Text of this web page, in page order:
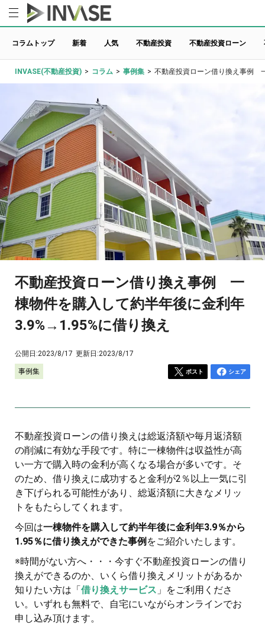
コラムトップ 新着 人気 不動産投資 不動産投資ローン
INVASE(不動産投資) > コラム > 事例集 > 不動産投資ローン借り換え事例
不動産投資ローン借り換え事例 一
棟物件を購入して約半年後に金利年
3.9%→1.95%に借り換え
公開日:2023/8/17 更新日:2023/8/17
事例集 ポスト シェア
不動産投資ローンの借り換えは総返済額や毎月返済額
の削減に有効な手段です。特に一棟物件は収益性が高
い一方で購入時の金利が高くなる場合が多いです。そ
のため、借り換えに成功すると金利が2％以上一気に引
き下げられる可能性があり、総返済額に大きなメリッ
トをもたらしてくれます。
今回は一棟物件を購入して約半年後に金利年3.9％から
1.95％に借り換えができた事例 をご紹介いたします。
※時間がない方へ・・・今すぐ不動産投資ローンの借り
換えができるのか、いくら借り換えメリットがあるか
知りたい方は「借り換えサービス 」をご利用くださ
い。いずれも無料で、自宅にいながらオンラインでお
申し込み頂けます。